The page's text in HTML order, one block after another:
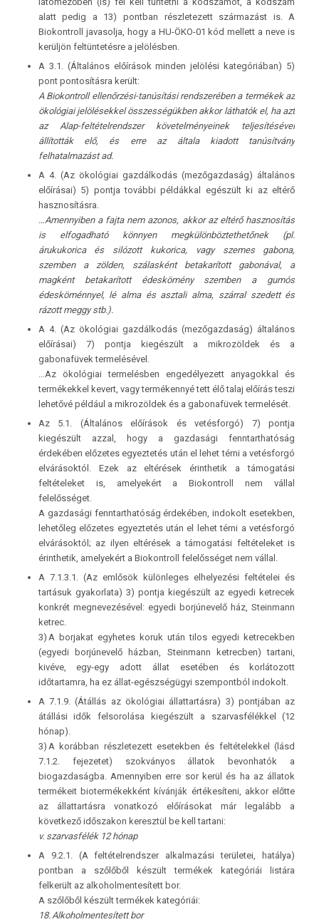
alatt pedig a 13) pontban részletezett származást is. A
Biokontroll javasolja, hogy a HU-ÖKO-01 kód mellett a neve is
kerüljön feltüntetésre a jelölésben.
A 3.1. (Általános előírások minden jelölési kategóriában) 5)
pont pontosításra került:
A Biokontroll ellenőrzési-tanúsítási rendszerében a termékek az
ökológiai jelölésekkel összességükben akkor láthatók el, ha azt
az Alap-feltételrendszer követelményeinek teljesítésével
állították elő, és erre az általa kiadott tanúsítvány
felhatalmazást ad.
A 4. (Az ökológiai gazdálkodás (mezőgazdaság) általános
előírásai) 5) pontja további példákkal egészült ki az eltérő
hasznosításra.
…Amennyiben a fajta nem azonos, akkor az eltérő hasznosítás
is elfogadható könnyen megkülönböztethetőnek (pl.
árukukorica és silózott kukorica, vagy szemes gabona,
szemben a zölden, szálasként betakarított gabonával, a
magként betakarított édeskömény szemben a gumós
édesköménnyel, lé alma és asztali alma, szárral szedett és
rázott meggy stb.).
A 4. (Az ökológiai gazdálkodás (mezőgazdaság) általános
előírásai) 7) pontja kiegészült a mikrozöldek és a
gabonafüvek termelésével.
…Az ökológiai termelésben engedélyezett anyagokkal és
termékekkel kevert, vagy termékennyé tett élő talaj előírás teszi
lehetővé például a mikrozöldek és a gabonafüvek termelését.
Az 5.1. (Általános előírások és vetésforgó) 7) pontja
kiegészült azzal, hogy a gazdasági fenntarthatóság
érdekében előzetes egyeztetés után el lehet térni a vetésforgó
elvárásoktól. Ezek az eltérések érinthetik a támogatási
feltételeket is, amelyekért a Biokontroll nem vállal
felelősséget.
A gazdasági fenntarthatóság érdekében, indokolt esetekben,
lehetőleg előzetes egyeztetés után el lehet térni a vetésforgó
elvárásoktól; az ilyen eltérések a támogatási feltételeket is
érinthetik, amelyekért a Biokontroll felelősséget nem vállal.
A 7.1.3.1. (Az emlősök különleges elhelyezési feltételei és
tartásuk gyakorlata) 3) pontja kiegészült az egyedi ketrecek
konkrét megnevezésével: egyedi borjúnevelő ház, Steinmann
ketrec.
3) A borjakat egyhetes koruk után tilos egyedi ketrecekben
(egyedi borjúnevelő házban, Steinmann ketrecben) tartani,
kivéve, egy-egy adott állat esetében és korlátozott
időtartamra, ha ez állat-egészségügyi szempontból indokolt.
A 7.1.9. (Átállás az ökológiai állattartásra) 3) pontjában az
átállási idők felsorolása kiegészült a szarvasfélékkel (12
hónap).
3) A korábban részletezett esetekben és feltételekkel (lásd
7.1.2. fejezetet) szokványos állatok bevonhatók a
biogazdaságba. Amennyiben erre sor kerül és ha az állatok
termékeit biotermékekként kívánják értékesíteni, akkor előtte
az állattartásra vonatkozó előírásokat már legalább a
következő időszakon keresztül be kell tartani:
v. szarvasfélék 12 hónap
A 9.2.1. (A feltételrendszer alkalmazási területei, hatálya)
pontban a szőlőből készült termékek kategóriái listára
felkerült az alkoholmentesített bor.
A szőlőből készült termékek kategóriái:
18. Alkoholmentesített bor